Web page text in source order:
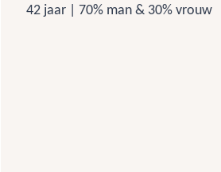
42 jaar | 70% man & 30% vrouw